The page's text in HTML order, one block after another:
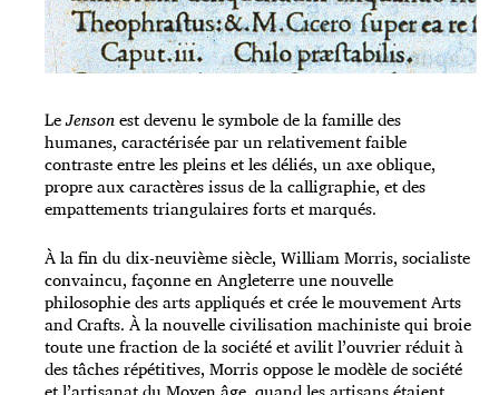
LeJensonest devenu le symbole de la famille des
humanes, caractérisée par un relativement faible
contraste entre les pleins et les déliés, un axe oblique,
propre aux caractères issus de la calligraphie, et des
empattements triangulaires forts et marqués.
À la fin du dix-neuvième siècle, William Morris, socialiste
convaincu, façonne en Angleterre une nouvelle
philosophie des arts appliqués et crée le mouvement Arts
and Crafts. À la nouvelle civilisation machiniste qui broie
toute une fraction de la société et avilit l’ouvrier réduit à
des tâches répétitives, Morris oppose le modèle de société